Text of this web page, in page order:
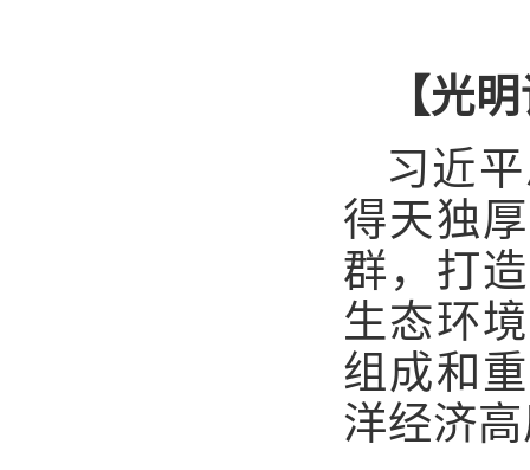
【光
习近
得天独
群，打
生态环
组成和
洋经济